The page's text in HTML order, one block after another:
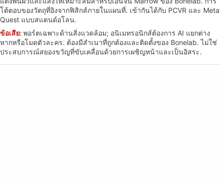
โต้ตอบของวัตถุที่อิงจากฟิสิกส์ภายในแผนที่. เข้ากันได้กับ PCVR และ Meta
Quest แบบสแตนด์อโลน.
ข้อเสีย: พอร์ตเฉพาะด้านสิ่งแวดล้อม; อนิเมทรอนิกส์ต้องการ AI แยกต่าง
หากหรือโมดตัวละคร. ต้องมีสำเนาที่ถูกต้องและติดตั้งของ Bonelab. ไม่ใช่
ประสบการณ์สยองขวัญที่ขับเคลื่อนด้วยการเผชิญหน้าและเป็นอิสระ.